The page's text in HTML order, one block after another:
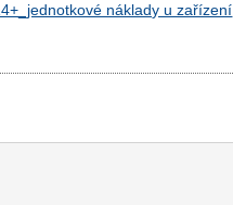
náklady u zařízení